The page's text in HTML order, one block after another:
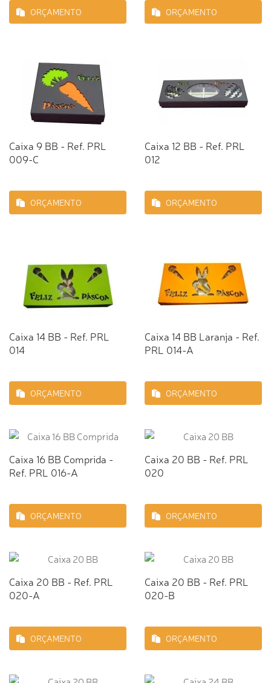
ORÇAMENTO ORÇAMENTO
Caixa 9 BB - Ref. PRL
009-C
ORÇAMENTO
Caixa 12 BB - Ref. PRL
012
ORÇAMENTO
Caixa 14 BB - Ref. PRL
014
ORÇAMENTO
Caixa 14 BB Laranja - Ref.
PRL 014-A
ORÇAMENTO
Caixa 16 BB Comprida -
Ref. PRL 016-A
ORÇAMENTO
Caixa 20 BB - Ref. PRL
020
ORÇAMENTO
Caixa 20 BB - Ref. PRL
020-A
ORÇAMENTO
Caixa 20 BB - Ref. PRL
020-B
ORÇAMENTO